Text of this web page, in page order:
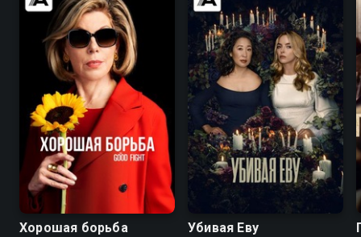
7.9 8.3
Хорошая борьба
7.7 8.1
Убивая Еву